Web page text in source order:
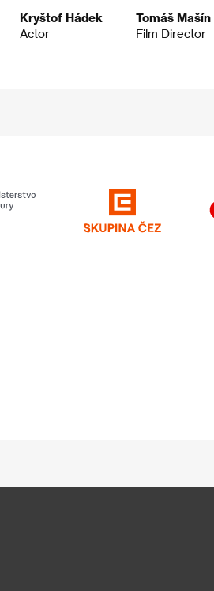
Kryštof Hádek
Actor
Tomáš Mašín
Film Director